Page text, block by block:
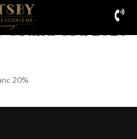
Cru 2020
20%